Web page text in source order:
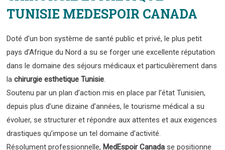
TUNISIE MEDESPOIR CANADA
Doté d’un bon système de santé public et privé, le plus petit
pays d’Afrique du Nord a su se forger une excellente réputation
dans le domaine des séjours médicaux et particulièrement dans
lachirurgie esthetique Tunisie
Soutenu par un plan d’action mis en place par l’état Tunisien,
depuis plus d’une dizaine d’années, le tourisme médical a su
évoluer, se structurer et répondre aux attentes et aux exigences
drastiques qu’impose un tel domaine d’activité.
Résolument professionnelle, MedEspoir Canada se positionne